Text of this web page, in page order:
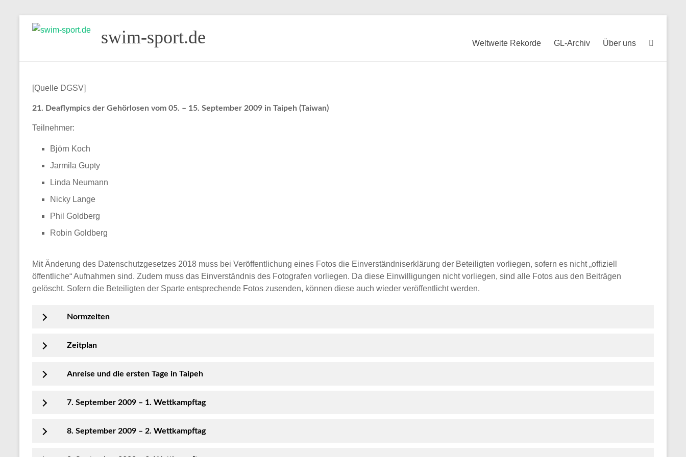
Skip
swim-sport.de Weltweite Rekorde GL-Archiv Über uns
[Quelle DGSV]
21. Deaflympics der Gehörlosen vom 05. – 15. September 2009 in Taipeh (Taiwan)
Teilnehmer:
Björn Koch
Jarmila Gupty
Linda Neumann
Nicky Lange
Phil Goldberg
Robin Goldberg
Mit Änderung des Datenschutzgesetzes 2018 muss bei Veröffentlichung eines Fotos die Einverständniserklärung der Beteiligten vorliegen, sofern es nicht „offiziell
öffentliche“ Aufnahmen sind. Zudem muss das Einverständnis des Fotografen vorliegen. Da diese Einwilligungen nicht vorliegen, sind alle Fotos aus den Beiträgen
gelöscht. Sofern die Beteiligten der Sparte entsprechende Fotos zusenden, können diese auch wieder veröffentlicht werden.
Normzeiten
Zeitplan
Anreise und die ersten Tage in Taipeh
7. September 2009 – 1. Wettkampftag
8. September 2009 – 2. Wettkampftag